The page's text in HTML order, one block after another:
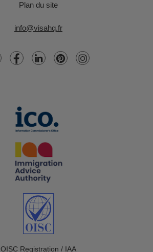
Plan du site
info@visahq.fr
OISC Registration / IAA